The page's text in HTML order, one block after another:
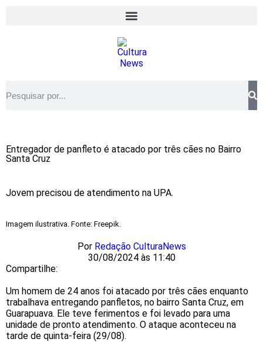
Entregador de panfleto é atacado por três cães no Bairro
Santa Cruz
Jovem precisou de atendimento na UPA.
Imagem ilustrativa. Fonte: Freepik.
Por Redação CulturaNews
30/08/2024 às 11:40
Compartilhe:
Um homem de 24 anos foi atacado por três cães enquanto
trabalhava entregando panfletos, no bairro Santa Cruz, em
Guarapuava. Ele teve ferimentos e foi levado para uma
unidade de pronto atendimento. O ataque aconteceu na
tarde de quinta-feira (29/08).